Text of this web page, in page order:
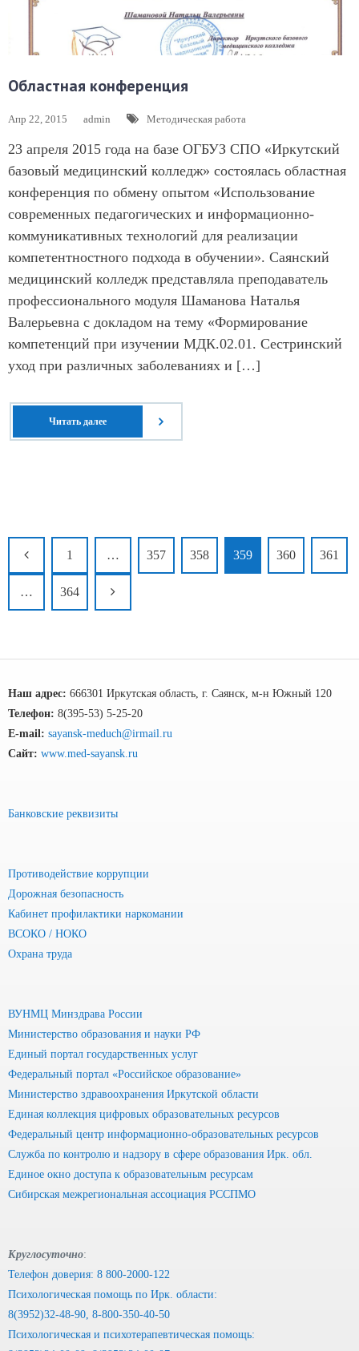
Областная конференция
Апр 22, 2015 admin Методическая работа
23 апреля 2015 года на базе ОГБУЗ СПО «Иркутский
базовый медицинский колледж» состоялась областная
конференция по обмену опытом «Использование
современных педагогических и информационно-
коммуникативных технологий для реализации
компетентностного подхода в обучении». Саянский
медицинский колледж представляла преподаватель
профессионального модуля Шаманова Наталья
Валерьевна с докладом на тему «Формирование
компетенций при изучении МДК.02.01. Сестринский
уход при различных заболеваниях и […]
Читать далее
1 … 357 358 359 360 361
… 364
Наш адрес: 666301 Иркутская область, г. Саянск, м-н Южный 120
Телефон: 8(395-53) 5-25-20
E-mail: sayansk-meduch@irmail.ru
Сайт: www.med-sayansk.ru
Банковские реквизиты
Противодействие коррупции
Дорожная безопасность
Кабинет профилактики наркомании
ВСОКО / НОКО
Охрана труда
ВУНМЦ Минздрава России
Министерство образования и науки РФ
Единый портал государственных услуг
Федеральный портал «Российское образование»
Министерство здравоохранения Иркутской области
Единая коллекция цифровых образовательных ресурсов
Федеральный центр информационно-образовательных ресурсов
Служба по контролю и надзору в сфере образования Ирк. обл.
Единое окно доступа к образовательным ресурсам
Сибирская межрегиональная ассоциация РССПМО
Круглосуточно:
Телефон доверия: 8 800-2000-122
Психологическая помощь по Ирк. области:
8(3952)32-48-90, 8-800-350-40-50
Психологическая и психотерапевтическая помощь: